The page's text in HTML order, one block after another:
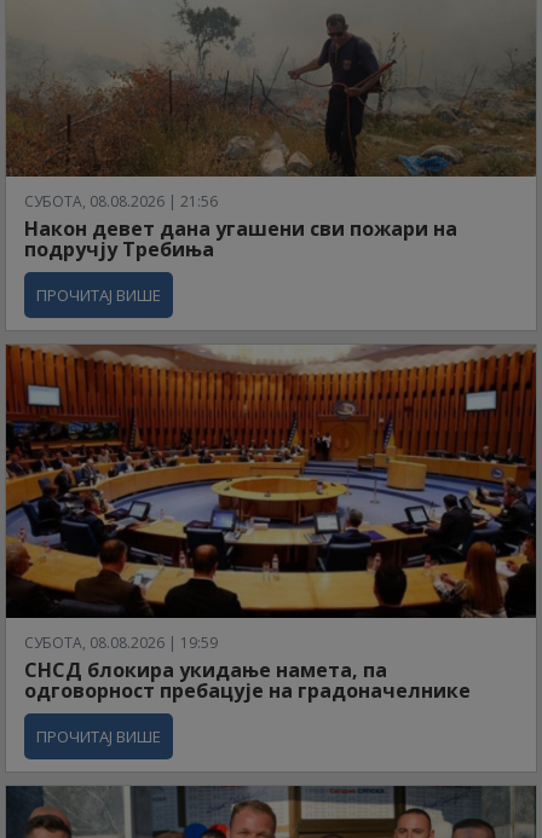
СУБОТА, 08.08.2026 | 21:56
Након девет дана угашени сви пожари на
подручју Требиња
ПРОЧИТАЈ ВИШЕ
СУБОТА, 08.08.2026 | 19:59
СНСД блокира укидање намета, па
одговорност пребацује на градоначелнике
ПРОЧИТАЈ ВИШЕ